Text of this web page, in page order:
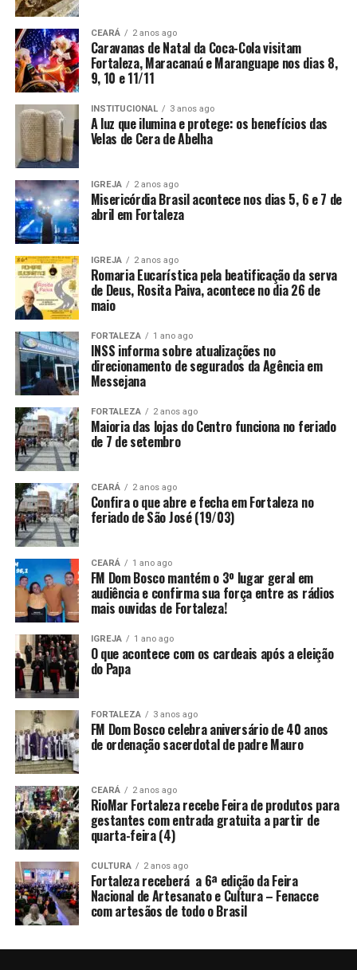
CEARÁ 2 anos ago
Caravanas de Natal da Coca-Cola visitam
Fortaleza, Maracanaú e Maranguape nos dias 8,
9, 10 e 11/11
INSTITUCIONAL 3 anos ago
A luz que ilumina e protege: os benefícios das
Velas de Cera de Abelha
IGREJA 2 anos ago
Misericórdia Brasil acontece nos dias 5, 6 e 7 de
abril em Fortaleza
IGREJA 2 anos ago
Romaria Eucarística pela beatificação da serva
de Deus, Rosita Paiva, acontece no dia 26 de
maio
FORTALEZA 1 ano ago
INSS informa sobre atualizações no
direcionamento de segurados da Agência em
Messejana
FORTALEZA 2 anos ago
Maioria das lojas do Centro funciona no feriado
de 7 de setembro
CEARÁ 2 anos ago
Confira o que abre e fecha em Fortaleza no
feriado de São José (19/03)
CEARÁ 1 ano ago
FM Dom Bosco mantém o 3º lugar geral em
audiência e confirma sua força entre as rádios
mais ouvidas de Fortaleza!
IGREJA 1 ano ago
O que acontece com os cardeais após a eleição
do Papa
FORTALEZA 3 anos ago
FM Dom Bosco celebra aniversário de 40 anos
de ordenação sacerdotal de padre Mauro
CEARÁ 2 anos ago
RioMar Fortaleza recebe Feira de produtos para
gestantes com entrada gratuita a partir de
quarta-feira (4)
CULTURA 2 anos ago
Fortaleza receberá a 6ª edição da Feira
Nacional de Artesanato e Cultura – Fenacce
com artesãos de todo o Brasil